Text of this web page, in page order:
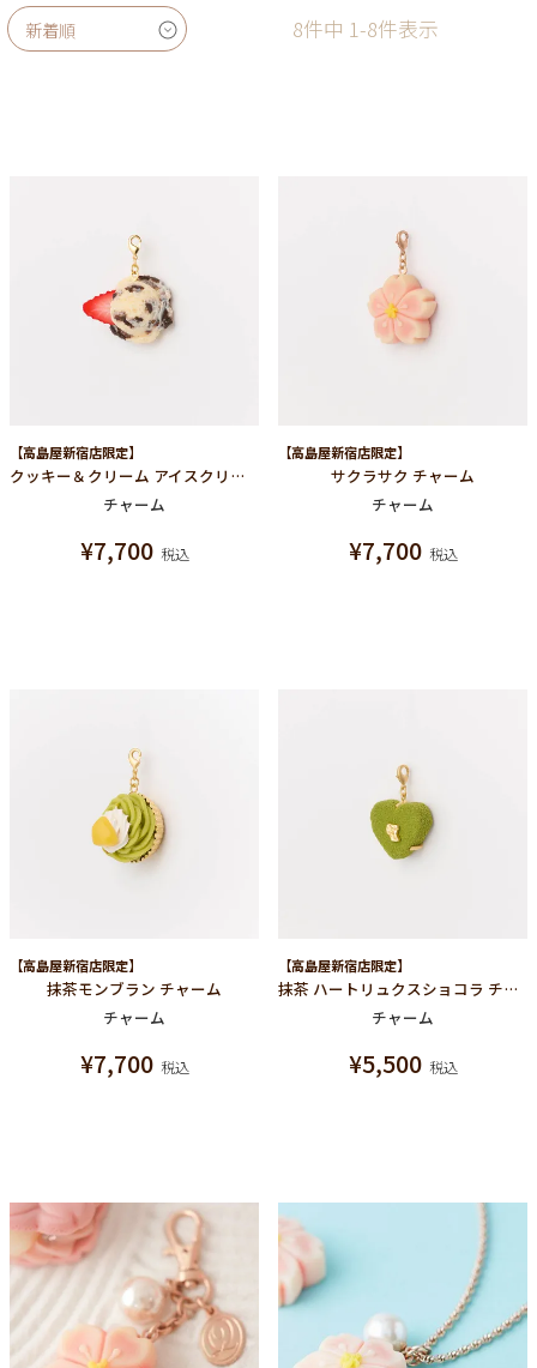
新着順 8件中 1 -8件表示
【高島屋新宿店限定】
クッキー＆クリーム アイスクリーム チャーム
チャーム
¥7,700 税込
【高島屋新宿店限定】
サクラサク チャーム
チャーム
¥7,700 税込
【高島屋新宿店限定】
抹茶モンブラン チャーム
チャーム
¥7,700 税込
【高島屋新宿店限定】
抹茶 ハートリュクスショコラ チャーム
チャーム
¥5,500 税込